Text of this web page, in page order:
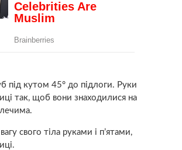
під кутом 45° до підлоги. Руки
так, щоб вони знаходилися на
свого тіла руками і п’ятами,